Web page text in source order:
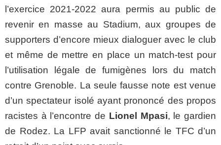
l’exercice 2021-2022 aura permis au public de
revenir en masse au Stadium, aux groupes de
supporters d’encore mieux dialoguer avec le club
et même de mettre en place un match-test pour
l’utilisation légale de fumigènes lors du match
contre Grenoble. La seule fausse note est venue
d’un spectateur isolé ayant prononcé des propos
racistes à l’encontre de Lionel Mpasi, le gardien
de Rodez. La LFP avait sanctionné le TFC d’un